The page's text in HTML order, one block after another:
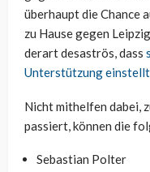
überhaupt die Chance
zu Hause gegen
derart desaströs, dass
Unterstützung
Nicht mithelfen dabei,
passiert, können die
Sebastian Polter